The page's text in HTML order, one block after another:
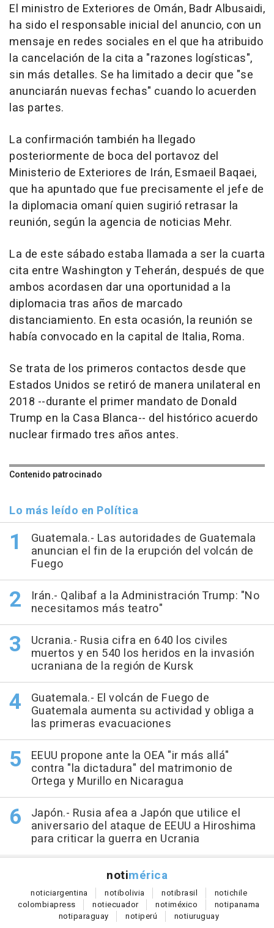
El ministro de Exteriores de Omán, Badr Albusaidi,
ha sido el responsable inicial del anuncio, con un
mensaje en redes sociales en el que ha atribuido
la cancelación de la cita a "razones logísticas",
sin más detalles. Se ha limitado a decir que "se
anunciarán nuevas fechas" cuando lo acuerden
las partes.
La confirmación también ha llegado
posteriormente de boca del portavoz del
Ministerio de Exteriores de Irán, Esmaeil Baqaei,
que ha apuntado que fue precisamente el jefe de
la diplomacia omaní quien sugirió retrasar la
reunión, según la agencia de noticias Mehr.
La de este sábado estaba llamada a ser la cuarta
cita entre Washington y Teherán, después de que
ambos acordasen dar una oportunidad a la
diplomacia tras años de marcado
distanciamiento. En esta ocasión, la reunión se
había convocado en la capital de Italia, Roma.
Se trata de los primeros contactos desde que
Estados Unidos se retiró de manera unilateral en
2018 --durante el primer mandato de Donald
Trump en la Casa Blanca-- del histórico acuerdo
nuclear firmado tres años antes.
Contenido patrocinado
Lo más leído en Política
Guatemala.- Las autoridades de Guatemala
anuncian el fin de la erupción del volcán de
Fuego
Irán.- Qalibaf a la Administración Trump: "No
necesitamos más teatro"
Ucrania.- Rusia cifra en 640 los civiles
muertos y en 540 los heridos en la invasión
ucraniana de la región de Kursk
Guatemala.- El volcán de Fuego de
Guatemala aumenta su actividad y obliga a
las primeras evacuaciones
EEUU propone ante la OEA "ir más allá"
contra "la dictadura" del matrimonio de
Ortega y Murillo en Nicaragua
Japón.- Rusia afea a Japón que utilice el
aniversario del ataque de EEUU a Hiroshima
para criticar la guerra en Ucrania
notimérica
noticiargentina notibolivia notibrasil notichile
colombiapress notiecuador notiméxico notipanama
notiparaguay notiperú notiuruguay